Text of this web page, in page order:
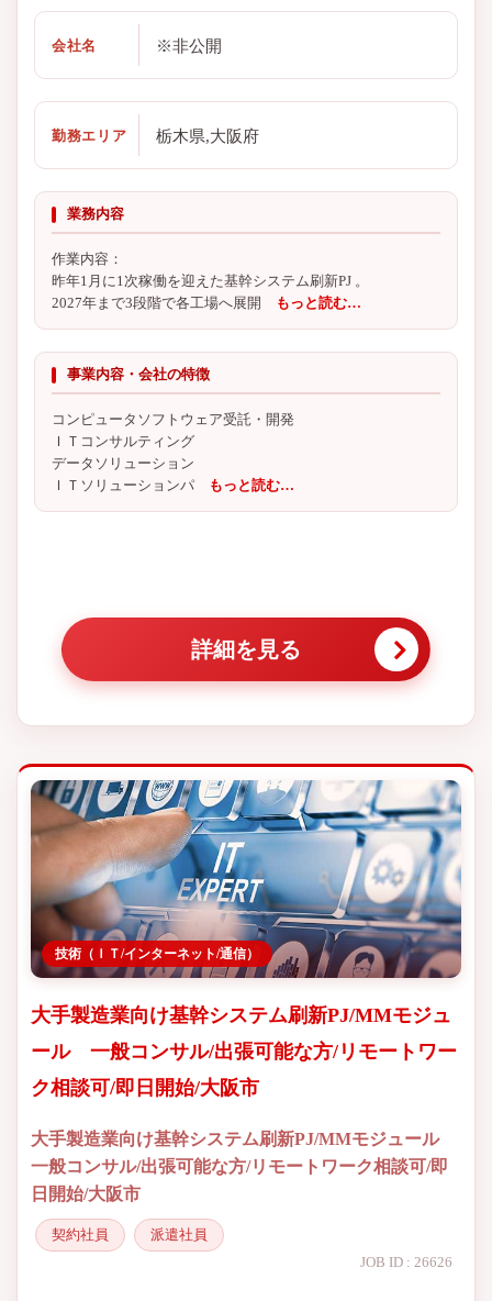
会社名 ※非公開
勤務エリア 栃木県,大阪府
業務内容
作業内容：
昨年1月に1次稼働を迎えた基幹システム刷新PJ 。
2027年まで3段階で各工場へ展開
もっと読む…
事業内容・会社の特徴
コンピュータソフトウェア受託・開発
ＩＴコンサルティング
データソリューション
ＩＴソリューションパ もっと読む…
詳細を見る
技術（ＩＴ/インターネット/通信）
大手製造業向け基幹システム刷新PJ/MMモジュ
ール 一般コンサル/出張可能な方/リモートワー
ク相談可/即日開始/大阪市
大手製造業向け基幹システム刷新PJ/MMモジュール
一般コンサル/出張可能な方/リモートワーク相談可/即
日開始/大阪市
契約社員
派遣社員
JOB ID : 26626